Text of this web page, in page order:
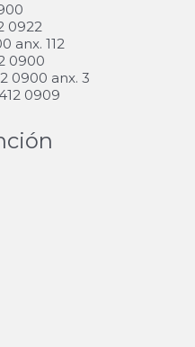
0922
anx. 112
0900
0900 anx. 3
0909